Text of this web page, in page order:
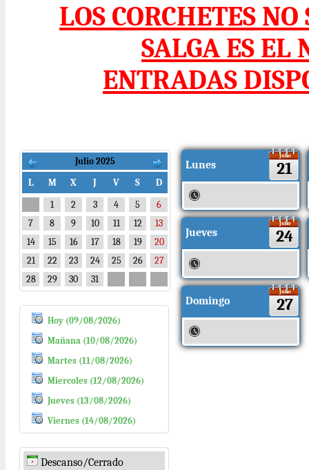
LOS CORCHETES
SALGA ES EL
ENTRADAS
Julio 2025
L M X J V S
D
1
2 3 4 5
6
7
8 9 10 11 12
13
14
15 16 17 18 19
20
21
22 23 24 25 26
27
28
29 30 31
Hoy (09/08/2026)
Mañana (10/08/2026)
Martes (11/08/2026)
Miercoles (12/08/2026)
Jueves (13/08/2026)
Viernes (14/08/2026)
Descanso/Cerrado
Lunes
Julio
21
Jueves
Julio
24
Domingo
Julio
27